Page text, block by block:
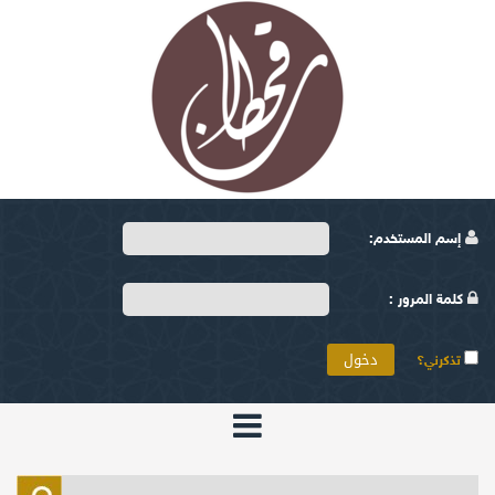
إسم المستخدم:
كلمة المرور :
تذكرني؟